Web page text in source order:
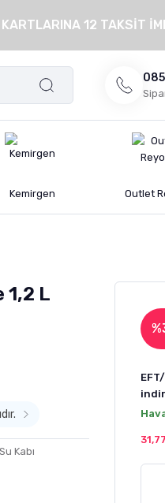
12 TAKSİT
Kemirgen Outlet
1,2 L
Kabı